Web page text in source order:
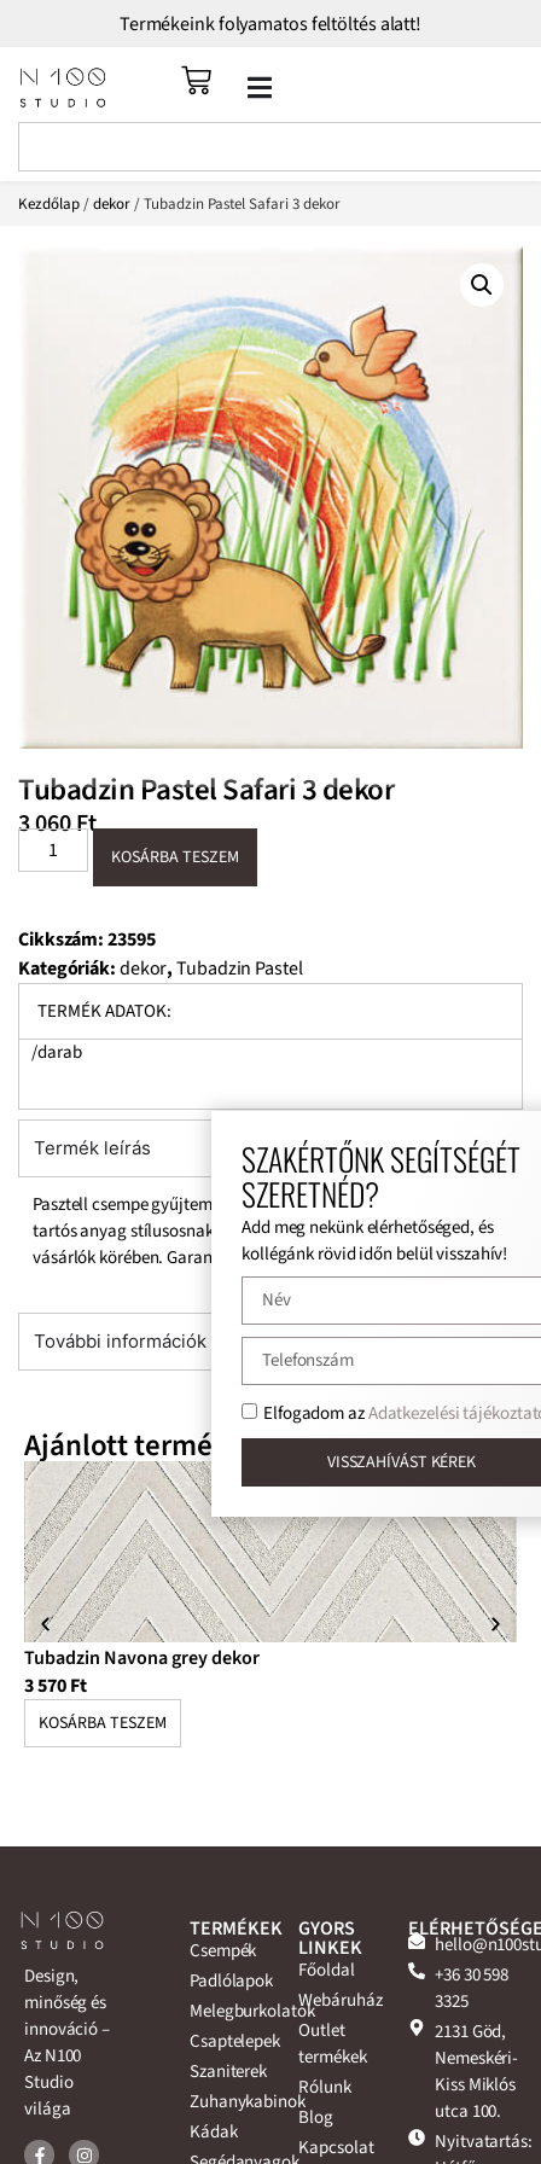
Termékeink folyamatos feltöltés alatt!
Kezdőlap/dekor/ Tubadzin Pastel Safari 3 dekor
Tubadzin Pastel Safari 3 dekor
3 060Ft
KOSÁRBA TESZEM
Cikkszám:23595
Kategóriák:dekor,Tubadzin Pastel
TERMÉK ADATOK:
/darab
Termék leírás
Pasztell csempe gyűjtemény ideális díszítő eleme a lakásnak. A
tartós anyag stílusosnak és változatos, így nagyon népszerű a
vásárlók körében. Garantáltan feldob minden helyiséget.
További információk
Ajánlott termékek
Tubadzin Navona grey dekor
3 570Ft
KOSÁRBA TESZEM
Design,
minőség és
innováció –
Az N100
Studio
világa
TERMÉKEK
Csempék
Padlólapok
Melegburkolatok
Csaptelepek
Szaniterek
Zuhanykabinok
Kádak
GYORS
LINKEK
Főoldal
Webáruház
Outlet
termékek
Rólunk
Blog
Kapcsolat
+36 30 598
3325
2131 Göd,
Nemeskéri-
Kiss Miklós
utca 100.
Nyitvatartás:
SZAKÉRTŐNK SEGÍTSÉGÉT
SZERETNÉD?
Add meg nekünk elérhetőséged, és
kollégánk rövid időn belül visszahív!
Elfogadom azAdatkezelési
VISSZAHÍVÁST KÉREK